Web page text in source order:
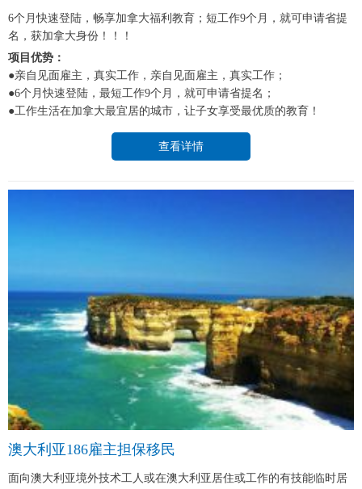
6个月快速登陆，畅享加拿大福利教育；短工作9个月，就可申请省提
名，获加拿大身份！！！
项目优势：
●亲自见面雇主，真实工作，亲自见面雇主，真实工作；
●6个月快速登陆，最短工作9个月，就可申请省提名；
●工作生活在加拿大最宜居的城市，让子女享受最优质的教育！
查看详情
澳大利亚186雇主担保移民
面向澳大利亚境外技术工人或在澳大利亚居住或工作的有技能临时居